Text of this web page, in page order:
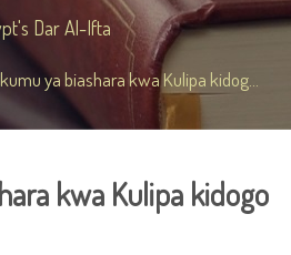
Dar Al-Ifta
ya biashara kwa Kulipa kidog...
kwa Kulipa kidogo